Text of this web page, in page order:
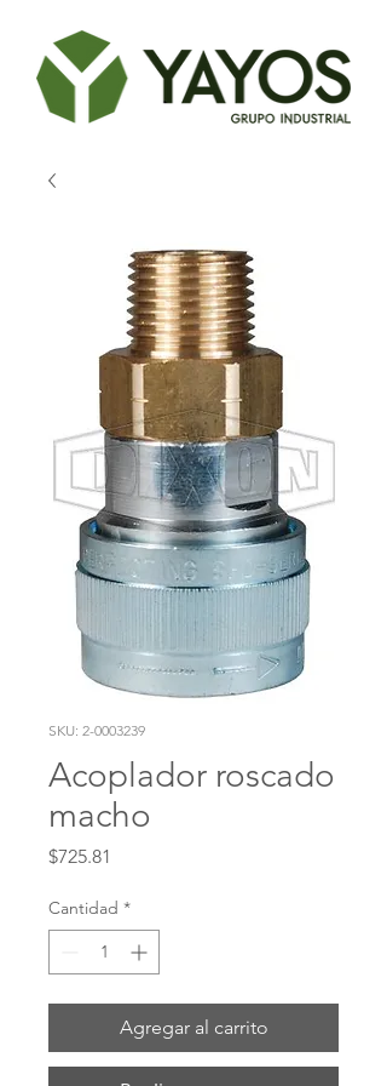
SKU: 2-0003239
Acoplador roscado
macho
$725.81
Cantidad *
Agregar al carrito